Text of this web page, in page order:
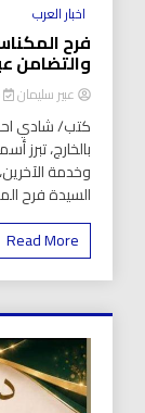
اخبار العرب
فرح
والتضامن
عبير سليمان
كتب/ شادي
بالخارج، تبرز
وخدمة
السيدة فرح
Read More